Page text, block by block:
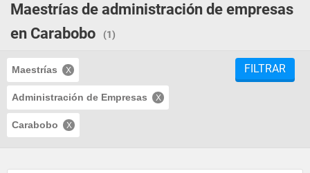
Maestrías de administración de empresas
en Carabobo
(1)
Maestrías
Administración de Empresas
Carabobo
FILTRAR